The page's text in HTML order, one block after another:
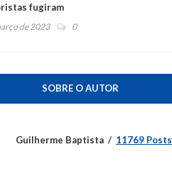
fugiram
de 2023 0
SOBRE O AUTOR
Guilherme Baptista 11769 Posts